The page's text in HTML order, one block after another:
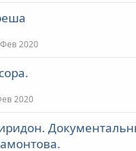
2020
2020